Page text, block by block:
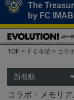
The
by FC
TOP ＦＣ今治 コラ
コラボ・メモリ